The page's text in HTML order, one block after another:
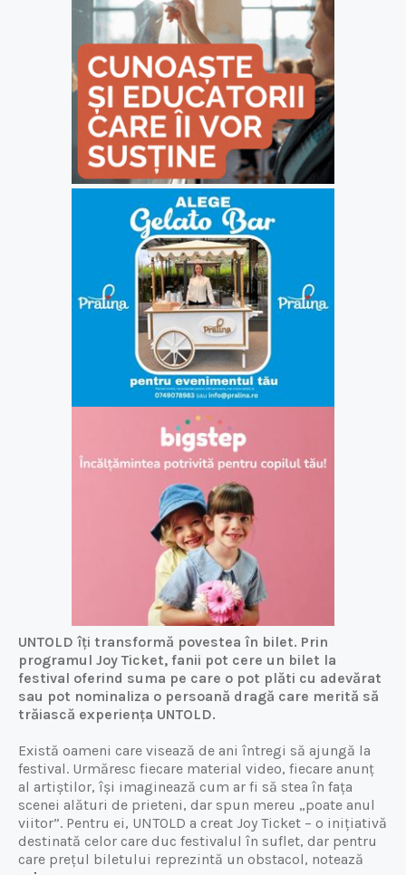
UNTOLD îți transformă povestea în bilet. Prin
programul Joy Ticket, fanii pot cere un bilet la
festival oferind suma pe care o pot plăti cu adevărat
sau pot nominaliza o persoană dragă care merită să
trăiască experiența UNTOLD.
Există oameni care visează de ani întregi să ajungă la
festival. Urmăresc fiecare material video, fiecare anunț
al artiștilor, își imaginează cum ar fi să stea în fața
scenei alături de prieteni, dar spun mereu „poate anul
viitor”. Pentru ei, UNTOLD a creat Joy Ticket – o inițiativă
destinată celor care duc festivalul în suflet, dar pentru
care prețul biletului reprezintă un obstacol, notează